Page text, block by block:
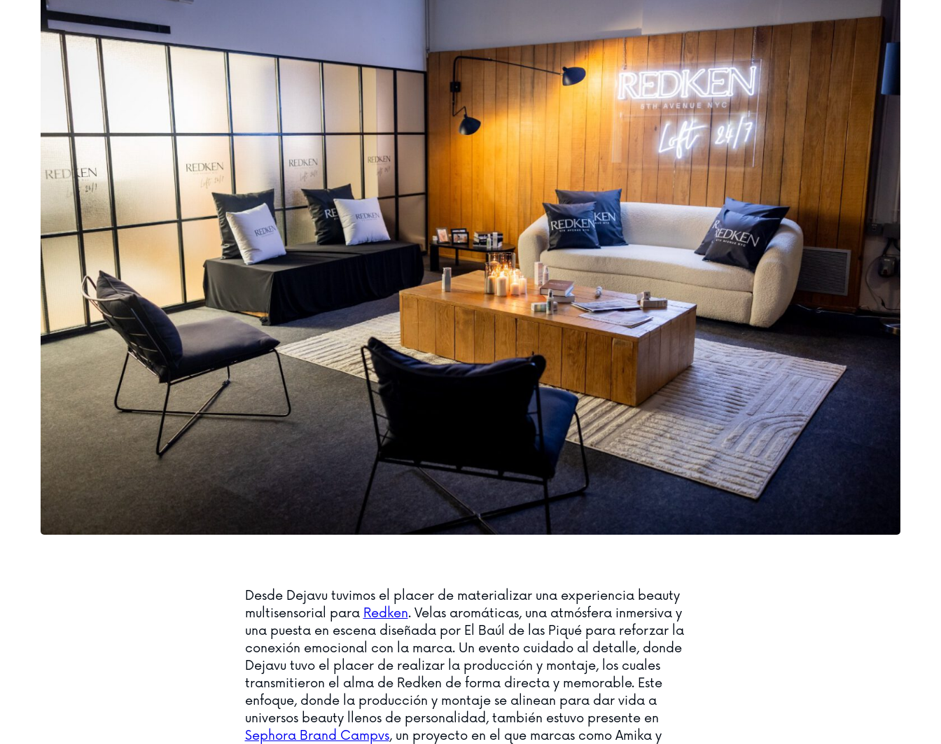
Desde Dejavu tuvimos el placer de materializar una experiencia beauty
multisensorial para Redken. Velas aromáticas, una atmósfera inmersiva y
una puesta en escena diseñada por El Baúl de las Piqué para reforzar la
conexión emocional con la marca. Un evento cuidado al detalle, donde
Dejavu tuvo el placer de realizar la producción y montaje, los cuales
transmitieron el alma de Redken de forma directa y memorable. Este
enfoque, donde la producción y montaje se alinean para dar vida a
universos beauty llenos de personalidad, también estuvo presente en
Sephora Brand Campvs, un proyecto en el que marcas como Amika y